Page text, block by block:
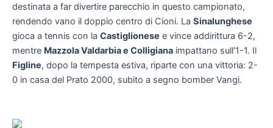
destinata a far divertire parecchio in questo campionato,
rendendo vano il doppio centro di Cioni. La Sinalunghese
gioca a tennis con la Castiglionese e vince addirittura 6-2,
mentre Mazzola Valdarbia e Colligiana impattano sull’1-1. Il
Figline, dopo la tempesta estiva, riparte con una vittoria: 2-
0 in casa del Prato 2000, subito a segno bomber Vangi.